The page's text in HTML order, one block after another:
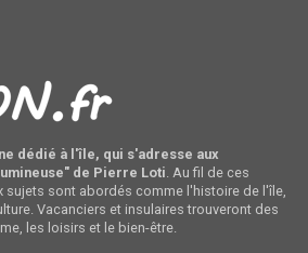
dédié à l'île, qui s'adresse aux
de Pierre Loti. Au fil de ces
sujets sont abordés comme l'histoire de l'île,
Vacanciers et insulaires trouveront des
les loisirs et le bien-être.